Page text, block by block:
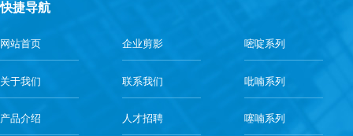
快捷导航
网站首页 企业剪影 嘧啶系列
关于我们 联系我们 吡喃系列
产品介绍 人才招聘 噻喃系列